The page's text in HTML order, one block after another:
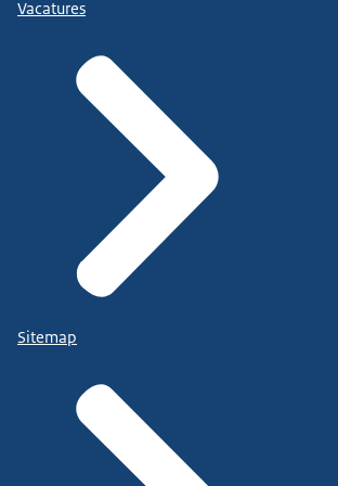
Vacatures
Sitemap